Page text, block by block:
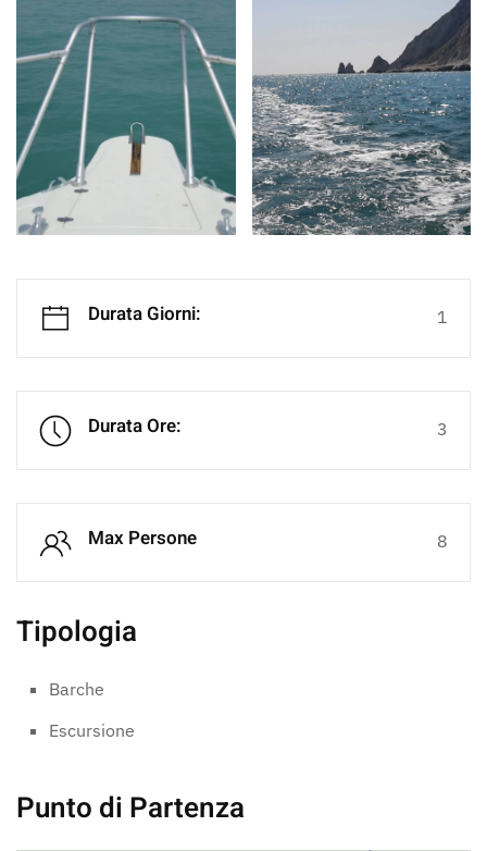
Durata Giorni: 1
Durata Ore: 3
Max Persone 8
Tipologia
Barche
Escursione
Punto di Partenza